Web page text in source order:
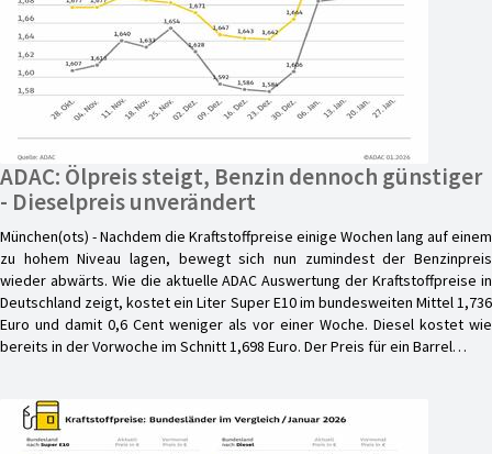
ADAC: Ölpreis steigt, Benzin dennoch günstiger
- Dieselpreis unverändert
München(ots) - Nachdem die Kraftstoffpreise einige Wochen lang auf einem
zu hohem Niveau lagen, bewegt sich nun zumindest der Benzinpreis
wieder abwärts. Wie die aktuelle ADAC Auswertung der Kraftstoffpreise in
Deutschland zeigt, kostet ein Liter Super E10 im bundesweiten Mittel 1,736
Euro und damit 0,6 Cent weniger als vor einer Woche. Diesel kostet wie
bereits in der Vorwoche im Schnitt 1,698 Euro. Der Preis für ein Barrel…